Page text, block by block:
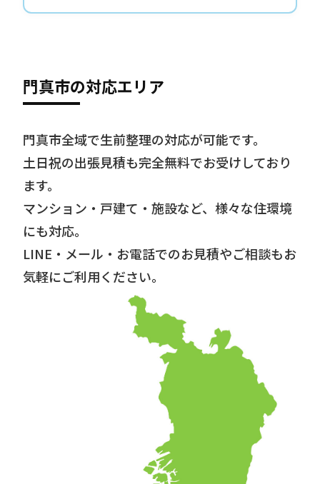
門真市の対応エリア
門真市全域で生前整理の対応が可能です。
土日祝の出張見積も完全無料でお受けしており
ます。
マンション・戸建て・施設など、様々な住環境
にも対応。
LINE・メール・お電話でのお見積やご相談もお
気軽にご利用ください。